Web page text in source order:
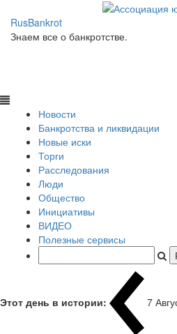
RusBankrot
Знаем все о банкротстве.
Новости
Банкротства и ликвидации
Новые иски
Торги
Расследования
Люди
Общество
Инициативы
ВИДЕО
Полезные сервисы
Этот день в истории: 7